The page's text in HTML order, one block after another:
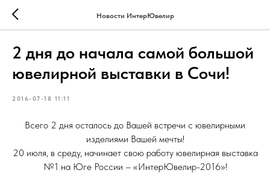
Новости ИнтерЮвелир
2 дня до начала самой большой
ювелирной выставки в Сочи!
2016-07-18 11:11
Всего 2 дня осталось до Вашей встречи с ювелирными
изделиями Вашей мечты!
20 июля, в среду, начинает свою работу ювелирная выставка
№1 на Юге России – «ИнтерЮвелир-2016»!